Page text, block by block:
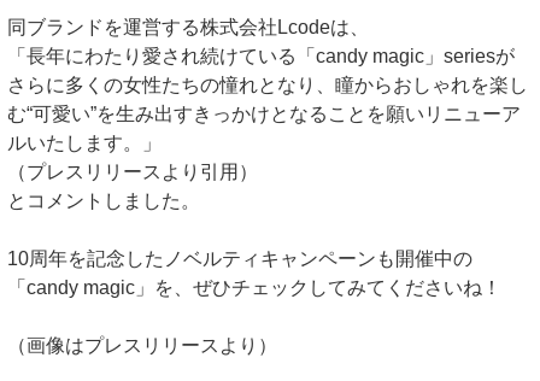
同ブランドを運営する株式会社Lcodeは、
「長年にわたり愛され続けている「candy magic」seriesが
さらに多くの女性たちの憧れとなり、瞳からおしゃれを楽し
む“可愛い”を生み出すきっかけとなることを願いリニューア
ルいたします。」
（プレスリリースより引用）
とコメントしました。
10周年を記念したノベルティキャンペーンも開催中の
「candy magic」を、ぜひチェックしてみてくださいね！
（画像はプレスリリースより）